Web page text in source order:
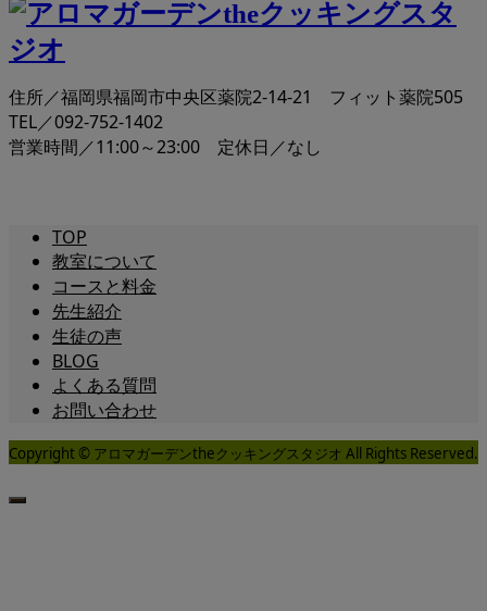
住所／福岡県福岡市中央区薬院2-14-21 フィット薬院505
TEL／092-752-1402
営業時間／11:00～23:00 定休日／なし
TOP
教室について
コースと料金
先生紹介
生徒の声
BLOG
よくある質問
お問い合わせ
Copyright © アロマガーデンtheクッキングスタジオ All Rights Reserved.